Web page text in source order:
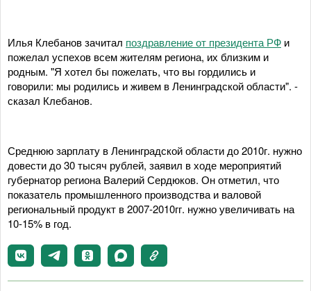
Илья Клебанов зачитал поздравление от президента РФ и
пожелал успехов всем жителям региона, их близким и
родным. "Я хотел бы пожелать, что вы гордились и
говорили: мы родились и живем в Ленинградской области". -
сказал Клебанов.
Среднюю зарплату в Ленинградской области до 2010г. нужно
довести до 30 тысяч рублей, заявил в ходе мероприятий
губернатор региона Валерий Сердюков. Он отметил, что
показатель промышленного производства и валовой
региональный продукт в 2007-2010гг. нужно увеличивать на
10-15% в год.